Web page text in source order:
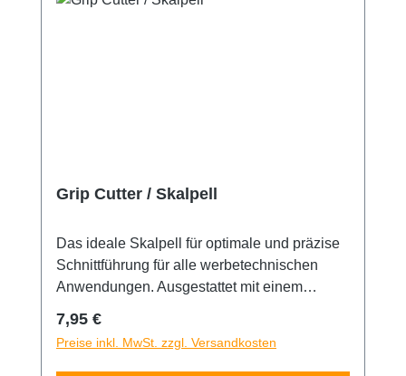
Grip Cutter / Skalpell
Das ideale Skalpell für optimale und präzise
Schnittführung für alle werbetechnischen
Anwendungen. Ausgestattet mit einem
mit einem Gummigriffstück für angenehmes,
ermüdungsfreies Arbeiten. Für 30° Grad
Regulärer Preis:
7,95 €
Preise inkl. MwSt. zzgl. Versandkosten